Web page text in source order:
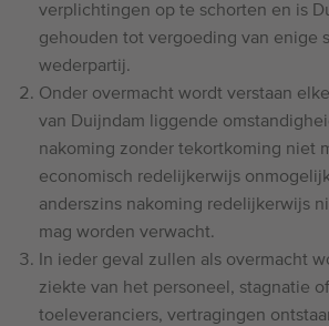
verplichtingen op te schorten en is
gehouden tot vergoeding van enige
wederpartij.
Onder overmacht wordt verstaan
van Duijndam liggende
nakoming zonder tekortkoming niet
economisch redelijkerwijs
anderszins nakoming redelijkerwijs
mag worden verwacht.
In ieder geval zullen als overmacht
ziekte van het personeel, stagnatie
toeleveranciers, vertragingen